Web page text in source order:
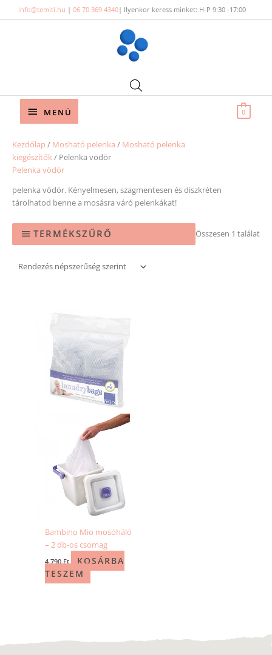
to
info@temiti.hu | 06 70 369 4340| Ilyenkor keress minket: H-P 9:30 -17:00
Below
MENÜ 0
Kezdőlap / Mosható pelenka / Mosható pelenka
kiegészítők/ Pelenka vödör
Pelenka vödör
pelenka vödör. Kényelmesen, szagmentesen és diszkréten
tárolhatod benne a mosásra váró pelenkákat!
TERMÉKSZŰRŐ Összesen 1 találat
Bambino Mio mosóháló
– 2 db-os csomag
4 790Ft
KOSÁRBA
TESZEM